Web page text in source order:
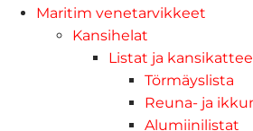
Maritim venetarvikkeet
Kansihelat
Listat ja
Törmäyslista
Reuna- ja
Alumiinilistat